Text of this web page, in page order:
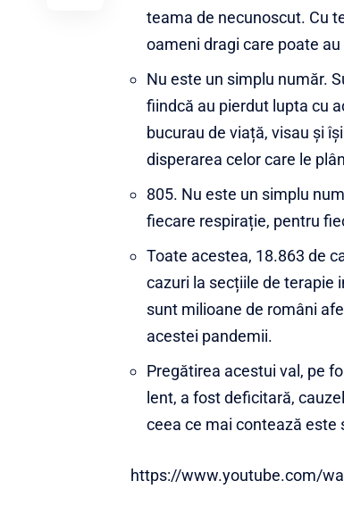
teama de necunoscut. Cu
oameni dragi care poate
Nu este un simplu număr.
fiindcă au pierdut lupta cu
bucurau de viață, visau și
disperarea celor care le
805. Nu este un simplu
fiecare respirație, pentru
Toate acestea, 18.863 de
cazuri la secțiile de terapie
sunt milioane de români
acestei pandemii.
Pregătirea acestui val, pe
lent, a fost deficitară,
ceea ce mai contează
https://www.youtube.com/